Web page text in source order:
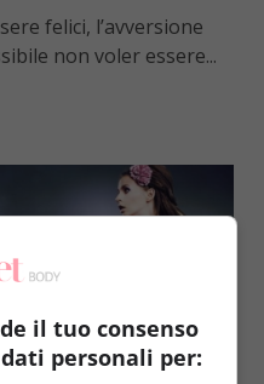
felici, l’avversione
non voler essere...
il tuo consenso
personali per: